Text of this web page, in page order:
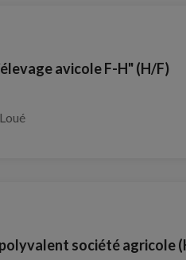
avicole F-H" (H/F)
société agricole